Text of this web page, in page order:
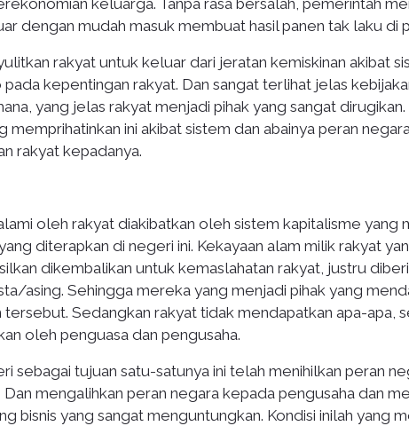
keluarga. Tanpa rasa bersalah, pemerintah
dengan mudah masuk membuat hasil panen tak laku di
rakyat untuk keluar dari jeratan kemiskinan akibat
kepentingan rakyat. Dan sangat terlihat jelas
yang jelas rakyat menjadi pihak yang sangat dirugikan.
memprihatinkan ini akibat sistem dan abainya peran
rakyat kepadanya.
oleh rakyat diakibatkan oleh sistem kapitalisme yang
diterapkan di negeri ini. Kekayaan alam milik rakyat
dikembalikan untuk kemaslahatan rakyat, justru
asing. Sehingga mereka yang menjadi pihak yang
Sedangkan rakyat tidak mendapatkan apa-apa,
oleh penguasa dan pengusaha.
sebagai tujuan satu-satunya ini telah menihilkan peran
mengalihkan peran negara kepada pengusaha dan
bisnis yang sangat menguntungkan. Kondisi inilah yang